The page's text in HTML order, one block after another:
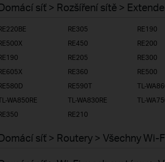
Business
ISP
síť > Rozšíření sítě >
RE305 RE190
RE450 RE200
RE205 RE300
RE360 RE500
RE590T TL-
WA850RE
TL-WA830RE TL-
RE210
síť > Routery > Všechny Wi-